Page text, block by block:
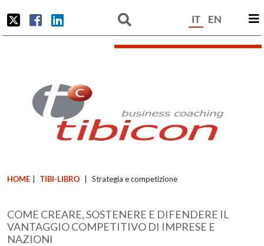
IT EN
HOME TIBI-LIBRO Strategia e competizione
COME CREARE, SOSTENERE E DIFENDERE IL
VANTAGGIO COMPETITIVO DI IMPRESE E
NAZIONI